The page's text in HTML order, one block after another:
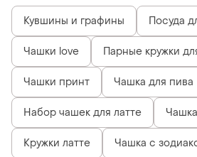
Кувшины и графины Посуда
Чашки love Парные кружки
Чашки принт Чашка для пива
Набор чашек для латте
Кружки латте Чашка с